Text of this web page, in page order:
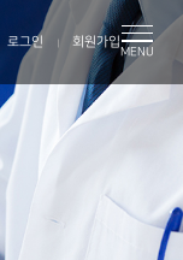
로그인 회원가입
MENU